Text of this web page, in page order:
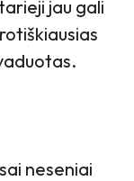
jau gali
neseniai